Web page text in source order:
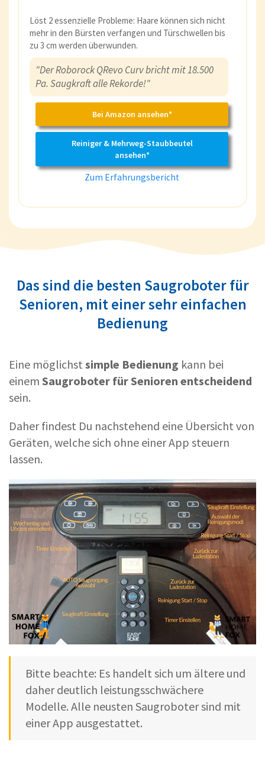
Löst 2 essenzielle Probleme: Haare können sich nicht
mehr in den Bürsten verfangen und Türschwellen bis
zu 3 cm werden überwunden.
"Der Roborock QRevo Curv bricht mit 18.500
Pa. Saugkraft alle Rekorde!"
Bei Amazon ansehen*
Reiniger & Mehrweg-Staubbeutel
ansehen*
Zum Erfahrungsbericht
Das sind die besten Saugroboter für
Senioren, mit einer sehr einfachen
Bedienung
Eine möglichst simple Bedienung kann bei
einem Saugroboter für Senioren entscheidend
sein.
Daher findest Du nachstehend eine Übersicht von
Geräten, welche sich ohne einer App steuern
lassen.
Bitte beachte: Es handelt sich um ältere und
daher deutlich leistungsschwächere
Modelle. Alle neusten Saugroboter sind mit
einer App ausgestattet.